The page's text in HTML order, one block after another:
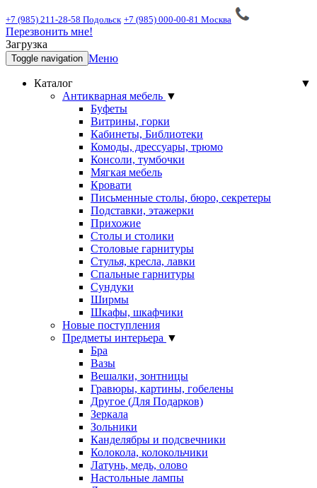
+7 (985) 211-28-58 Подольск +7 (985) 000-00-81 Москва
Перезвонить мне!
Загрузка
Toggle navigation Меню
Каталог
▼
Антикварная мебель ▼
Буфеты
Витрины, горки
Кабинеты, Библиотеки
Комоды, дрессуары, трюмо
Консоли, тумбочки
Мягкая мебель
Кровати
Письменные столы, бюро, секретеры
Подставки, этажерки
Прихожие
Столы и столики
Столовые гарнитуры
Стулья, кресла, лавки
Спальные гарнитуры
Сундуки
Ширмы
Шкафы, шкафчики
Новые поступления
Предметы интерьера ▼
Бра
Вазы
Вешалки, зонтницы
Гравюры, картины, гобелены
Другое (Для Подарков)
Зеркала
Зольники
Канделябры и подсвечники
Колокола, колокольчики
Латунь, медь, олово
Настольные лампы